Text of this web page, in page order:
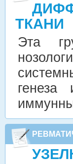
ТКАНИ
Эта
генеза